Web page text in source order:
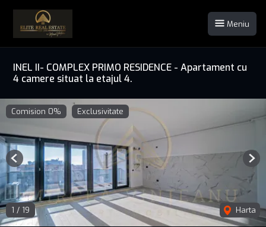
Meniu
INEL II- COMPLEX PRIMO RESIDENCE - Apartament cu
4 camere situat la etajul 4.
Comision 0% Exclusivitate
1 / 19 Harta
Previous